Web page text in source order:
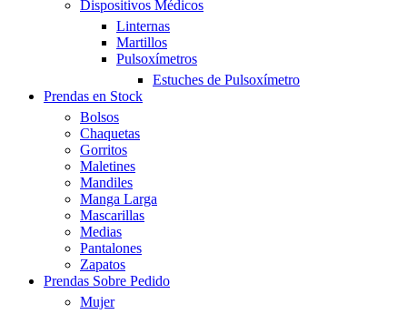
Dispositivos Médicos
Linternas
Martillos
Pulsoxímetros
Estuches de Pulsoxímetro
Prendas en Stock
Bolsos
Chaquetas
Gorritos
Maletines
Mandiles
Manga Larga
Mascarillas
Medias
Pantalones
Zapatos
Prendas Sobre Pedido
Mujer